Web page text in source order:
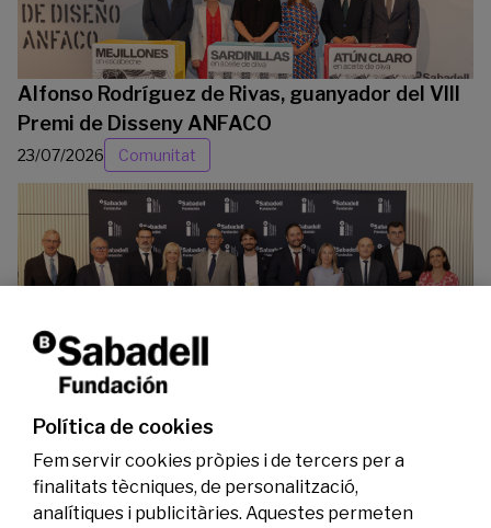
Alfonso Rodríguez de Rivas, guanyador del VIII
Premi de Disseny ANFACO
23/07/2026 Comunitat
La Fundació Banc Sabadell reconeix a dos
investigadors en els àmbits de l’edició del
genoma i l’energia neta
Política de cookies
Fem servir cookies pròpies i de tercers per a
finalitats tècniques, de personalització,
analítiques i publicitàries. Aquestes permeten